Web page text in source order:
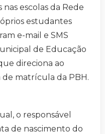
escolas da Rede
estudantes
e-mail e SMS
de Educação
direciona ao
matrícula da PBH.
o responsável
de nascimento do